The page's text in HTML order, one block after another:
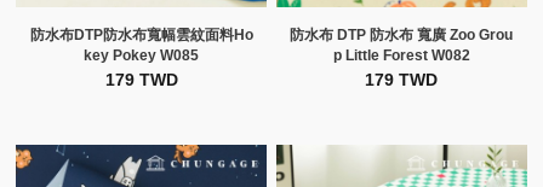
防水布DTP防水布寬幅雲紋面料Ho
key Pokey W085
179 TWD
防水布 DTP 防水布 寬廣 Zoo Grou
p Little Forest W082
179 TWD